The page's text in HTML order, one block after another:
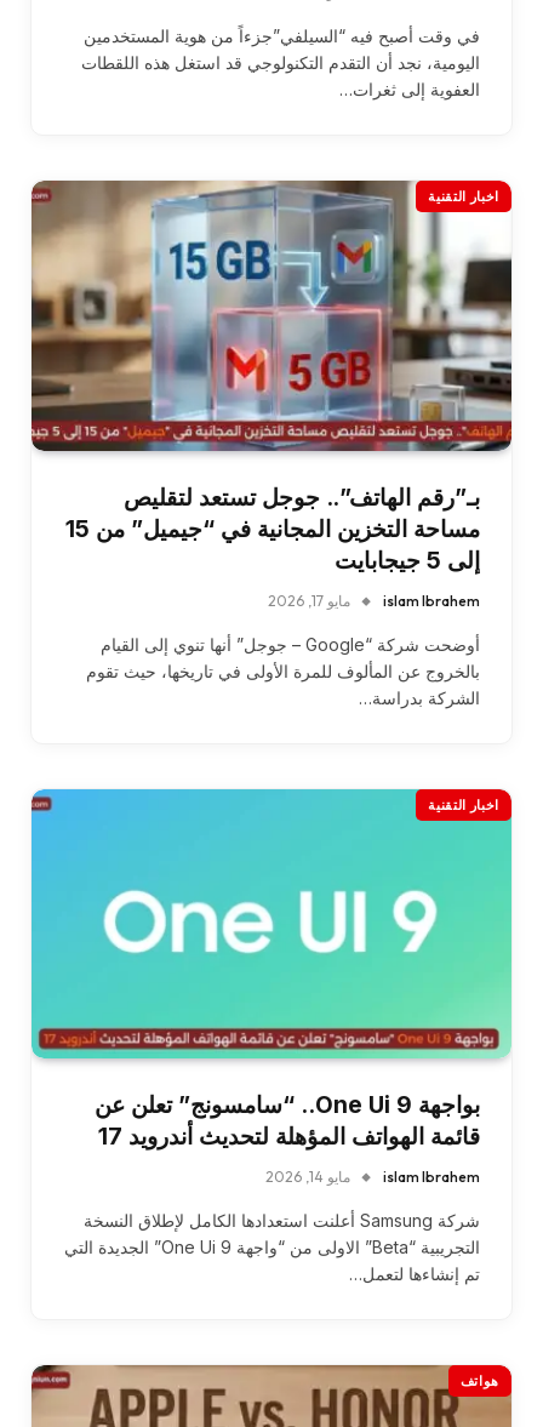
في وقت أصبح فيه “السيلفي”جزءاً من هوية المستخدمين
اليومية، نجد أن التقدم التكنولوجي قد استغل هذه اللقطات
العفوية إلى ثغرات…
اخبار التقنية
بـ”رقم الهاتف”.. جوجل تستعد لتقليص
مساحة التخزين المجانية في “جيميل” من 15
إلى 5 جيجابايت
islam Ibrahem مايو 17, 2026
أوضحت شركة “Google – جوجل” أنها تنوي إلى القيام
بالخروج عن المألوف للمرة الأولى في تاريخها، حيث تقوم
الشركة بدراسة…
اخبار التقنية
بواجهة One Ui 9.. “سامسونج” تعلن عن
قائمة الهواتف المؤهلة لتحديث أندرويد 17
islam Ibrahem مايو 14, 2026
شركة Samsung أعلنت استعدادها الكامل لإطلاق النسخة
التجريبية “Beta” الاولى من “واجهة One Ui 9” الجديدة التي
تم إنشاءها لتعمل…
هواتف